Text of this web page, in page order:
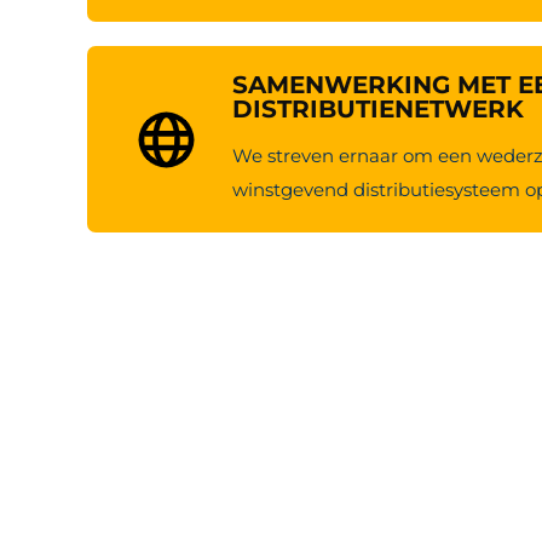
SAMENWERKING MET
DISTRIBUTIENETWERK
We streven ernaar om een
winstgevend distributiesysteem